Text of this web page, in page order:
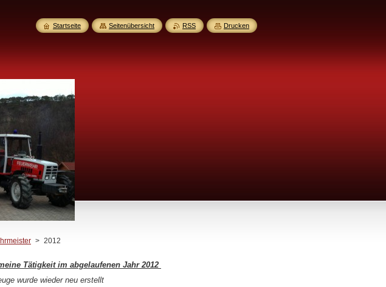
> 2012
Tätigkeit im abgelaufenen Jahr 2012
wurde wieder neu erstellt
Startseite Seitenübersicht RSS Drucken